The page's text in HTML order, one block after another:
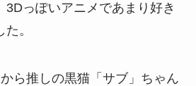
3Dっぽいアニメであまり好き
。
ら推しの黒猫「サブ」ちゃん